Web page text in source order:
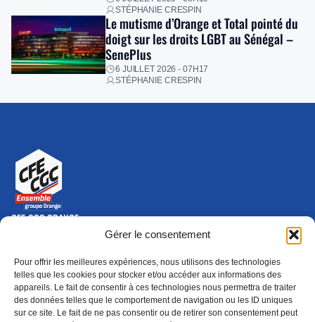
Gérer le consentement
Pour offrir les meilleures expériences, nous utilisons des technologies
telles que les cookies pour stocker et/ou accéder aux informations des
appareils. Le fait de consentir à ces technologies nous permettra de traiter
des données telles que le comportement de navigation ou les ID uniques
sur ce site. Le fait de ne pas consentir ou de retirer son consentement peut
STÉPHANIE CRESPIN
Le mutisme d’Orange et Total pointé du
doigt sur les droits LGBT au Sénégal –
SenePlus
6 JUILLET 2026 - 07H17
STÉPHANIE CRESPIN
CFE-CGC ORANGE
10-12 rue Saint Amand, 75015 Paris Cedex 15
Nous contacter
01 46 79 28 74
S'ABONNER(NOUVELLE FENÊTRE)
ADHÉRER